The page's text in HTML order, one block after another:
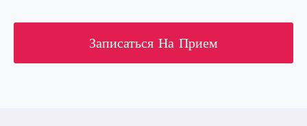
Записаться На Прием